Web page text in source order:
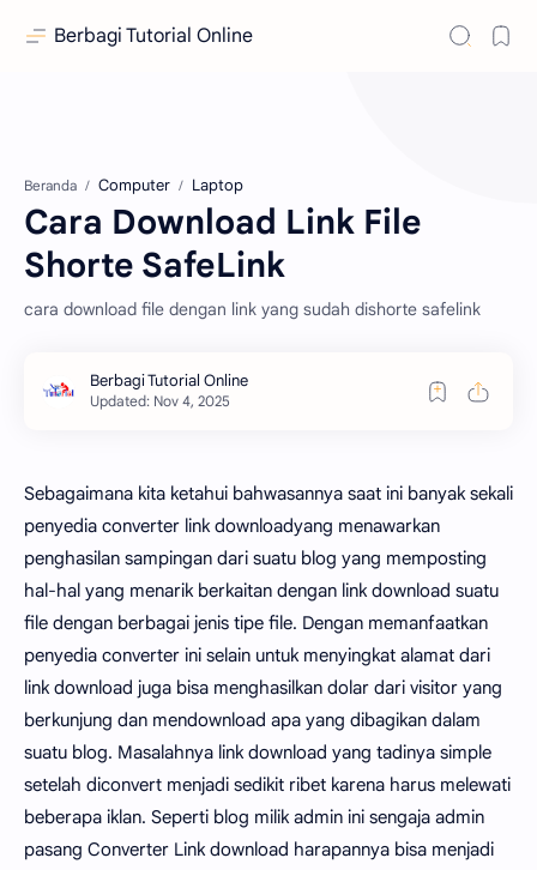
Berbagi Tutorial Online
Beranda Computer Laptop
Cara Download Link File
Shorte SafeLink
cara download file dengan link yang sudah dishorte safelink
Sebagaimana kita ketahui bahwasannya saat ini banyak sekali
penyedia converter link downloadyang menawarkan
penghasilan sampingan dari suatu blog yang memposting
hal-hal yang menarik berkaitan dengan link download suatu
file dengan berbagai jenis tipe file. Dengan memanfaatkan
penyedia converter ini selain untuk menyingkat alamat dari
link download juga bisa menghasilkan dolar dari visitor yang
berkunjung dan mendownload apa yang dibagikan dalam
suatu blog. Masalahnya link download yang tadinya simple
setelah diconvert menjadi sedikit ribet karena harus melewati
beberapa iklan. Seperti blog milik admin ini sengaja admin
pasang Converter Link download harapannya bisa menjadi